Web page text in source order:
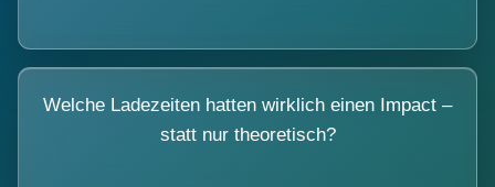
Welche Ladezeiten hatten wirklich einen Impact –
statt nur theoretisch?